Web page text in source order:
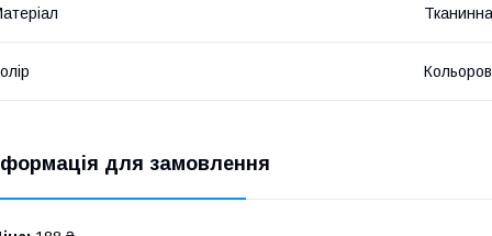
Тканинна
для замовлення